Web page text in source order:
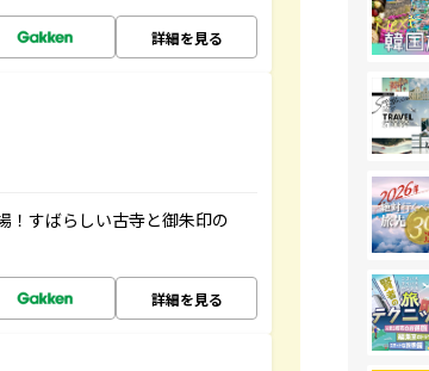
詳細を見る
！すばらしい古寺と御朱印の
詳細を見る